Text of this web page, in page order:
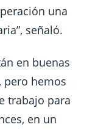
una
señaló.
en buenas
pero hemos
trabajo para
en un